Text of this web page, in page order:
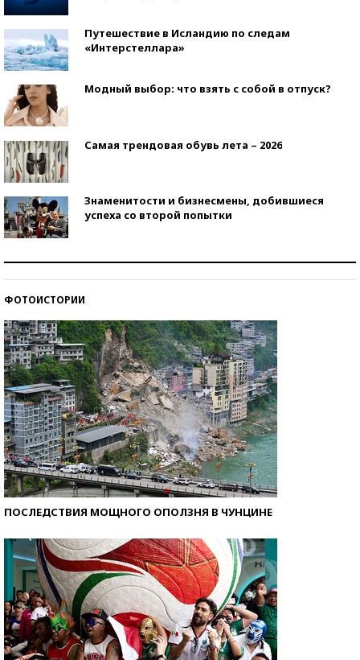
Путешествие в Исландию по следам
«Интерстеллара»
Модный выбор: что взять с собой в отпуск?
Самая трендовая обувь лета – 2026
Знаменитости и бизнесмены, добившиеся
успеха со второй попытки
ФОТОИСТОРИИ
ПОСЛЕДСТВИЯ МОЩНОГО ОПОЛЗНЯ В ЧУНЦИНЕ